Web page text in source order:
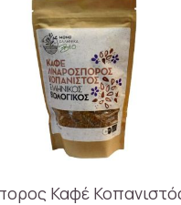
Καφέ